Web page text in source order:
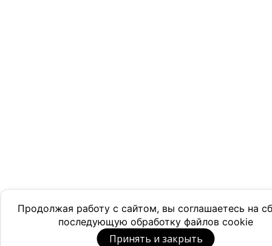
Продолжая работу с сайтом, вы соглашаетесь на
последующую обработку файлов cookie
Принять и закрыть